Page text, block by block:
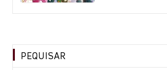
PEQUISAR